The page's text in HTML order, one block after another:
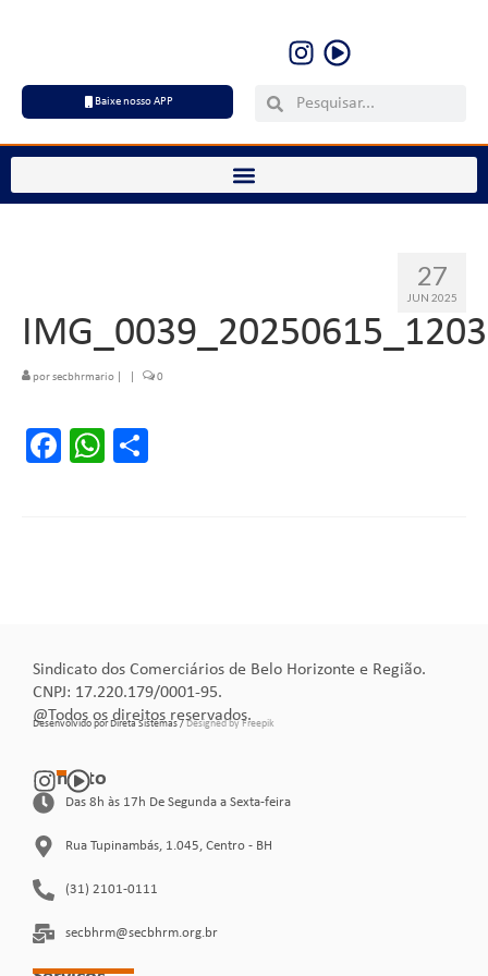
Baixe nosso APP
27
JUN 2025
porsecbhrmario 0
Facebook
WhatsApp
Sindicato dos Comerciários de Belo Horizonte e Região.
CNPJ: 17.220.179/0001-95.
@Todos os direitos reservados.
Desenvolvido por Direta Sistemas /Designed by Freepik
Contato
Das 8h às 17h De Segunda a Sexta-feira
Rua Tupinambás, 1.045, Centro - BH
(31) 2101-0111
secbhrm@secbhrm.org.br